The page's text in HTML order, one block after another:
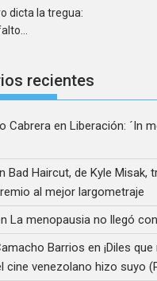
dicta la tregua:
recientes
Cabrera enLiberación: ´In
Bad Haircut, de Kyle Misak,
al mejor largometraje
La menopausia no llegó
Barrios en¡Diles
cine venezolano hizo suyo